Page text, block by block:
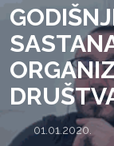
01.01.2020.